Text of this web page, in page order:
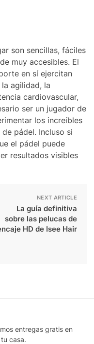
son sencillas, fáciles
muy accesibles. El
en sí ejercitan
agilidad, la
cardiovascular,
ser un jugador de
los increíbles
pádel. Incluso si
el pádel puede
resultados visibles
NEXT ARTICLE
La guía definitiva
sobre las pelucas de
HD de Isee Hair
entregas gratis en
casa.